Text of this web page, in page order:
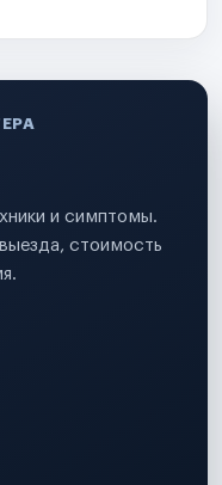
и симптомы.
стоимость